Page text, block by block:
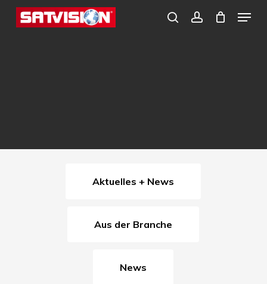
Skip
search
Menu
Aktuelles + News
Aus der Branche
News